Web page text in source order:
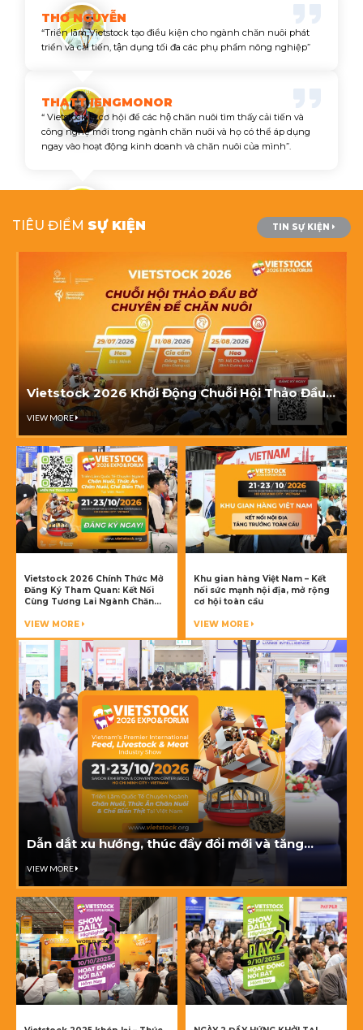
THƠ NGUYỄN
“Triển lãm Vietstock tạo điều kiện cho ngành chăn nuôi phát
triển và cải tiến, tận dụng tối đa các phụ phẩm nông nghiệp”
THATT IENGMONOR
“ Vietstock là cơ hội để các hộ chăn nuôi tìm thấy cải tiến và
công nghệ mới trong ngành chăn nuôi và họ có thể áp dụng
ngay vào hoạt động kinh doanh và chăn nuôi của mình”.
TIÊU ĐIỂM SỰ KIỆN TIN SỰ KIỆN
Vietstock 2026 Khởi Động Chuỗi Hội Thảo Đầu
Bờ, Lan Tỏa Tri Thức Đến Các Tỉnh Chăn Nuôi
Trọng Điểm
VIEW MORE
Vietstock 2026 Chính Thức Mở
Đăng Ký Tham Quan: Kết Nối
Cùng Tương Lai Ngành Chăn
VIEW MORE
Khu gian hàng Việt Nam – Kết
nối sức mạnh nội địa, mở rộng
cơ hội toàn cầu
VIEW MORE
Dẫn dắt xu hướng, thúc đẩy đổi mới và tăng
trưởng tại Vietstock 2026
VIEW MORE